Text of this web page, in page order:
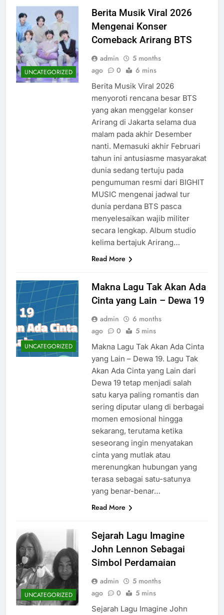
UNCATEGORIZED
Berita Musik Viral 2026
Mengenai Konser
Comeback Arirang BTS
admin
5 months
ago
0 6 mins
Berita Musik Viral 2026
menyoroti rencana besar BTS
yang akan menggelar konser
Arirang di Jakarta selama dua
malam pada akhir Desember
nanti. Memasuki akhir Februari
tahun ini antusiasme masyarakat
dunia sedang tertuju pada
pengumuman resmi dari BIGHIT
MUSIC mengenai jadwal tur
dunia perdana BTS pasca
menyelesaikan wajib militer
secara lengkap. Album studio
kelima bertajuk Arirang…
Read More
UNCATEGORIZED
Makna Lagu Tak Akan Ada
Cinta yang Lain – Dewa 19
admin
6 months
ago
0 5 mins
Makna Lagu Tak Akan Ada Cinta
yang Lain – Dewa 19. Lagu Tak
Akan Ada Cinta yang Lain dari
Dewa 19 tetap menjadi salah
satu karya paling romantis dan
sering diputar ulang di berbagai
momen emosional hingga
sekarang, terutama ketika
seseorang ingin menyatakan
cinta yang mutlak atau
merenungkan hubungan yang
terasa sebagai satu-satunya
yang benar-benar…
Read More
UNCATEGORIZED
Sejarah Lagu Imagine
John Lennon Sebagai
Simbol Perdamaian
admin
5 months
ago
0 5 mins
Sejarah Lagu Imagine John